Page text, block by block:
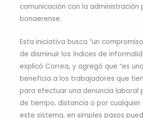
comunicación con la administración
bonaerense.
Esta iniciativa busca “un
de disminuir los índices de
explicó Correa, y agregó que “es
beneficia a los trabajadores que
para efectuar una denuncia laboral
de tiempo, distancia o por cualquier
este sistema, en simples pasos